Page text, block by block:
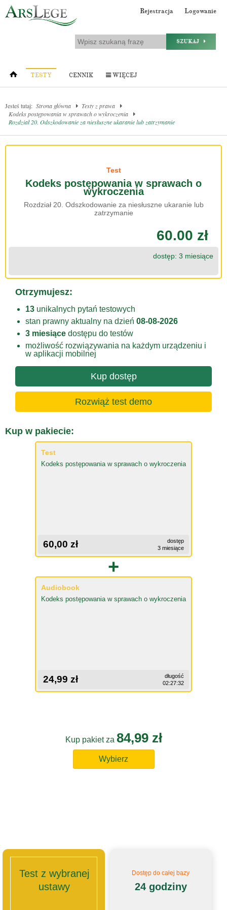
Rejestracja Logowanie
SZUKAJ
TESTY CENNIK WIĘCEJ
Jesteś tutaj: Strona główna
Testy z prawa
Kodeks postępowania w sprawach o wykroczenia
Rozdział 20. Odszkodowanie za niesłuszne ukaranie lub zatrzymanie
Test
Kodeks postępowania w sprawach o
wykroczenia
Rozdział 20. Odszkodowanie za niesłuszne ukaranie lub
zatrzymanie
60.00 zł
dostęp: 3 miesiące
Otrzymujesz:
13 unikalnych pytań testowych
stan prawny aktualny na dzień 08-08-2026
3 miesiące dostępu do testów
możliwość rozwiązywania na każdym urządzeniu i
w aplikacji mobilnej
Kup dostęp
Rozwiąż test demo
Kup w pakiecie:
Test
Kodeks postępowania w sprawach o wykroczenia
60,00 zł
dostęp
3 miesiące
+
Audiobook
Kodeks postępowania w sprawach o wykroczenia
24,99 zł
długość
02:27:32
Kup pakiet za 84,99 zł
Wybierz
Test z wybranej
ustawy
Dostęp do całej bazy
24 godziny